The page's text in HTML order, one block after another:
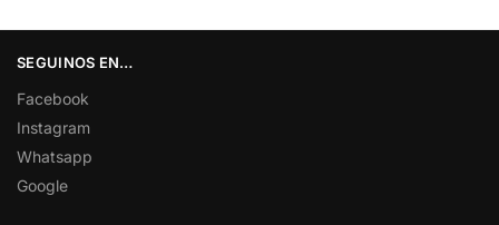
SEGUINOS EN…
Facebook
Instagram
Whatsapp
Google